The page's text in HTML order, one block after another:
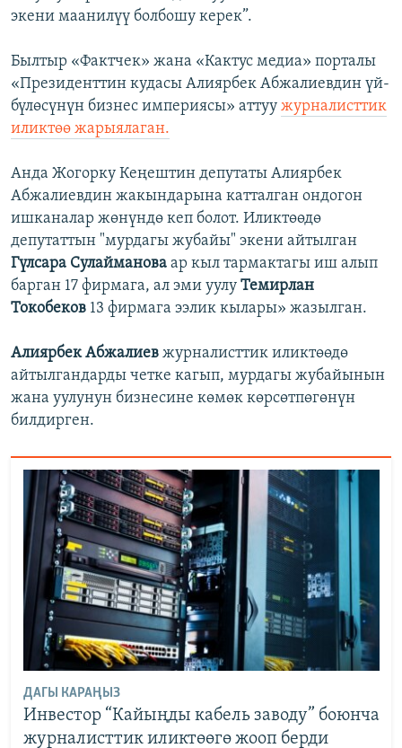
экени маанилүү болбошу керек”.
Былтыр «Фактчек» жана «Кактус медиа» порталы
«Президенттин кудасы Алиярбек Абжалиевдин үй-
бүлөсүнүн бизнес империясы» аттуу журналисттик
иликтөө жарыялаган.
Анда Жогорку Кеңештин депутаты Алиярбек
Абжалиевдин жакындарына катталган ондогон
ишканалар жөнүндө кеп болот. Иликтөөдө
депутаттын "мурдагы жубайы" экени айтылган
Гүлсара Сулайманова ар кыл тармактагы иш алып
барган 17 фирмага, ал эми уулу Темирлан
Токобеков 13 фирмага ээлик кылары» жазылган.
Алиярбек Абжалиев журналисттик иликтөөдө
айтылгандарды четке кагып, мурдагы жубайынын
жана уулунун бизнесине көмөк көрсөтпөгөнүн
билдирген.
ДАГЫ КАРАҢЫЗ
Инвестор “Кайыңды кабель заводу” боюнча
журналисттик иликтөөгө жооп берди